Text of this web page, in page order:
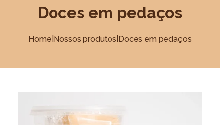
Doces em pedaços
Home Nossos produtos Doces em pedaços